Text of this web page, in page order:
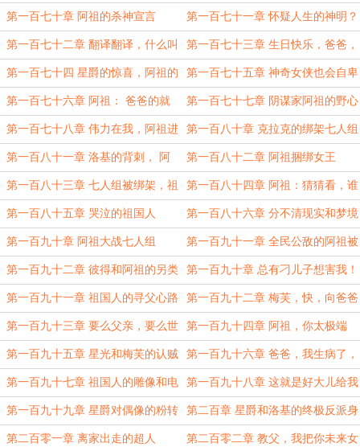
可以摇儿子！ 闯祸
第一百七十章 阿祖的杀神宣言 第一百七十一章 怀疑人生的神明？
第一百七十二章 翻译翻译，什么叫
惊喜！
第一百七十三章 生日快乐，爸爸，
提前的祝福
第一百七十四 星爵的惊喜，阿祖的
噩梦
第一百七十五章 神奇女侠也会自卑
和被霸凌
第一百七十六章 阿祖： 爸爸的就
是我的，怎么叫偷呢？
第一百七十七章 阴谋家阿祖的野心
计划
第一百七十八章 伟力在我，阿祖进
入黑袍！
第一百八十章 克拉克的绑架七人组
计划
第一百八十一章 洛基的背刺， 阿
祖的沉默
第一百八十二章 阿祖捆绑女王
第一百八十三章 七人组被绑架，祖
国人的愤怒
第一百八十四章 阿祖：猜猜看，谁
没有被邀请？
第一百八十五章 哭泣的祖国人 第一百八十六章 分不清现实和梦境
的阿祖
第一百九十章 阿祖大战七人组 第一百九十一章 全民公敌的阿祖被
按头了
第一百九十二章 彼得和阿祖的另类
战斗
第一百九十章 总有刁儿子想害我！
第一百九十一章 祖国人的寻父心路
历程
第一百九十二章 梅芙，快，向爸爸
打招呼！
第一百九十三章 要么父亲，要么世
界，选择吧！
第一百九十四章 阿祖，你太极端
了！
第一百九十五章 星光和梅芙的认贼
作父
第一百九十六章 爸爸，我生病了，
还有救吗？
第一百九十七章 祖国人的雕像和电
影，将癫狂进行到底！
第一百九十八章 这就是好大儿给我
的惊喜？
第一百九十九章 星爵对偶像的粉转
黑
第二百章 星爵和洛基的终极反派身
份
第二百零一章 离家出走的超人 第二百零二章 教父，我把你未来女